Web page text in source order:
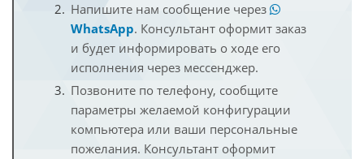
Напишите нам сообщение через
WhatsApp. Консультант оформит заказ
и будет информировать о ходе его
исполнения через мессенджер.
Позвоните по телефону, сообщите
параметры желаемой конфигурации
компьютера или ваши персональные
пожелания. Консультант оформит